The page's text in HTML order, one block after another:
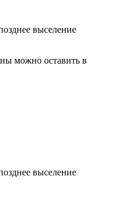
выселение
можно оставить в
выселение